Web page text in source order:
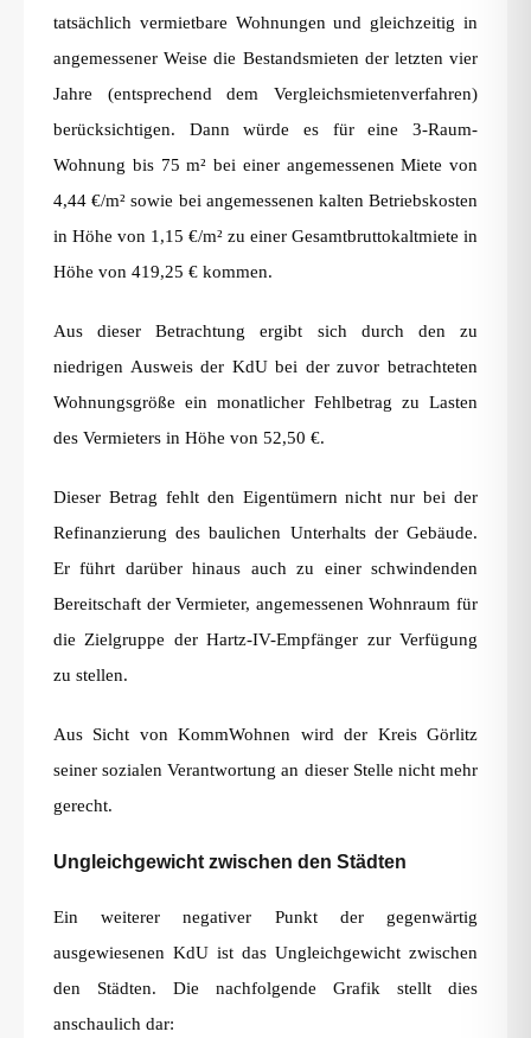
tatsächlich vermietbare Wohnungen und gleichzeitig in
angemessener Weise die Bestandsmieten der letzten vier
Jahre (entsprechend dem Vergleichsmietenverfahren)
berücksichtigen. Dann würde es für eine 3-Raum-
Wohnung bis 75 m² bei einer angemessenen Miete von
4,44 €/m² sowie bei angemessenen kalten Betriebskosten
in Höhe von 1,15 €/m² zu einer Gesamtbruttokaltmiete in
Höhe von 419,25 € kommen.
Aus dieser Betrachtung ergibt sich durch den zu
niedrigen Ausweis der KdU bei der zuvor betrachteten
Wohnungsgröße ein monatlicher Fehlbetrag zu Lasten
des Vermieters in Höhe von 52,50 €.
Dieser Betrag fehlt den Eigentümern nicht nur bei der
Refinanzierung des baulichen Unterhalts der Gebäude.
Er führt darüber hinaus auch zu einer schwindenden
Bereitschaft der Vermieter, angemessenen Wohnraum für
die Zielgruppe der Hartz-IV-Empfänger zur Verfügung
zu stellen.
Aus Sicht von KommWohnen wird der Kreis Görlitz
seiner sozialen Verantwortung an dieser Stelle nicht mehr
gerecht.
Ungleichgewicht zwischen den Städten
Ein weiterer negativer Punkt der gegenwärtig
ausgewiesenen KdU ist das Ungleichgewicht zwischen
den Städten. Die nachfolgende Grafik stellt dies
anschaulich dar: